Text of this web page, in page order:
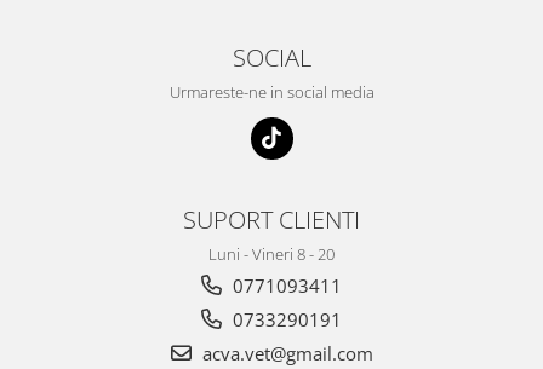
SOCIAL
Urmareste-ne in social media
SUPORT CLIENTI
Luni - Vineri 8 - 20
0771093411
0733290191
acva.vet@gmail.com